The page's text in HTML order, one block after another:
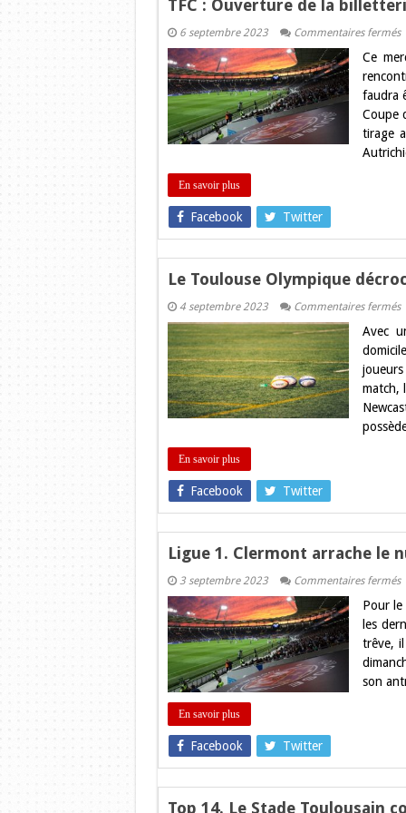
TFC : Ouverture de la
6 septembre 2023 Commentaires fermés
:
Ce
faudra
Coupe
tirage
En savoir plus
Facebook Twitter
Le Toulouse Olympique
4 septembre 2023 Commentaires fermés
à
Avec
match,
En savoir plus
Facebook Twitter
Ligue 1. Clermont arrache le
3 septembre 2023 Commentaires fermés
le
à
Pour le
les
trêve,
son
En savoir plus
Facebook Twitter
Top 14. Le Stade Toulousain